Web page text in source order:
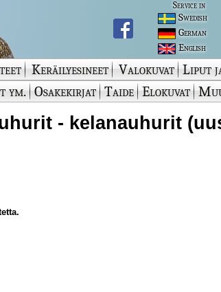
Service in
Swedish
German
English
Keräilyesineet Valokuvat Liput
ym. Osakekirjat Taide Elokuvat
- kelanauhurit